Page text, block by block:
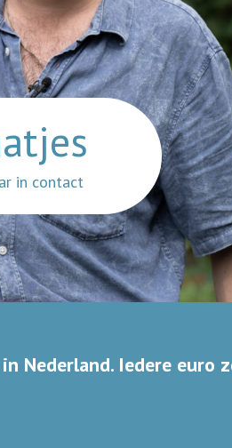
in contact
Nederland. Iedere euro